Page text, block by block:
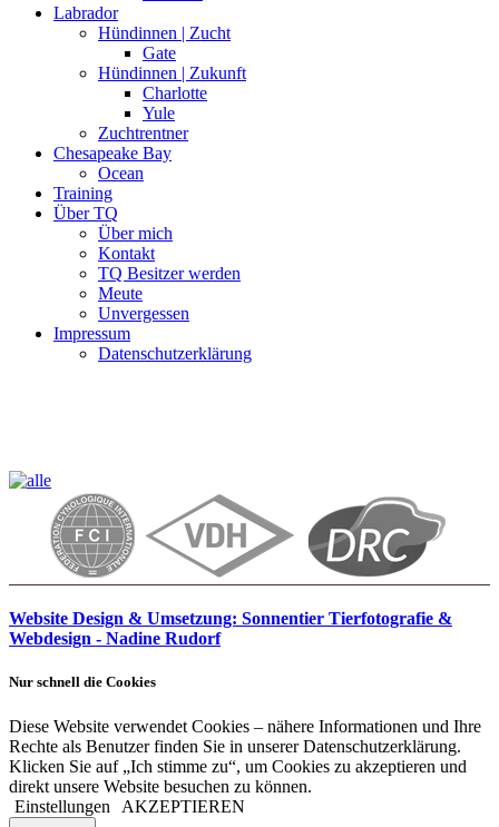
Labrador
Hündinnen | Zucht
Gate
Hündinnen | Zukunft
Charlotte
Yule
Zuchtrentner
Chesapeake Bay
Ocean
Training
Über TQ
Über mich
Kontakt
TQ Besitzer werden
Meute
Unvergessen
Impressum
Datenschutzerklärung
Website Design & Umsetzung: Sonnentier Tierfotografie &
Webdesign - Nadine Rudorf
Nur schnell die Cookies
Diese Website verwendet Cookies – nähere Informationen und Ihre
Rechte als Benutzer finden Sie in unserer Datenschutzerklärung.
Klicken Sie auf „Ich stimme zu“, um Cookies zu akzeptieren und
direkt unsere Website besuchen zu können.
Einstellungen
AKZEPTIEREN